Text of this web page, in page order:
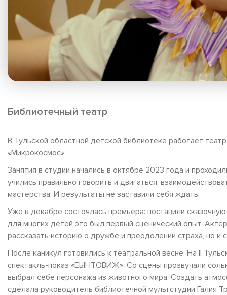
Библиотечный театр
В Тульской областной детской библиотеке работает
«Микрокосмос».
Занятия в студии начались в октябре 2023 года и
учились правильно говорить и двигаться,
мастерства. И результаты не заставили себя ждать.
Уже в декабре состоялась премьера: поставили
для многих детей это был первый сценический опыт.
рассказать историю о дружбе и преодолении страха, но и
После каникул готовились к театральной весне. На II
спектакль-показ «ЕЫНТОВИЖ». Со сцены прозвучали
выбрал себе персонажа из животного мира. Создать
сделала руководитель библиотечной мультстудии Галия